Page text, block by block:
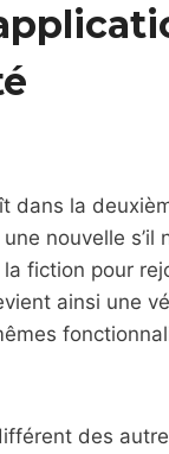
dans la
nouvelle s’il
fiction pour
ainsi une
des